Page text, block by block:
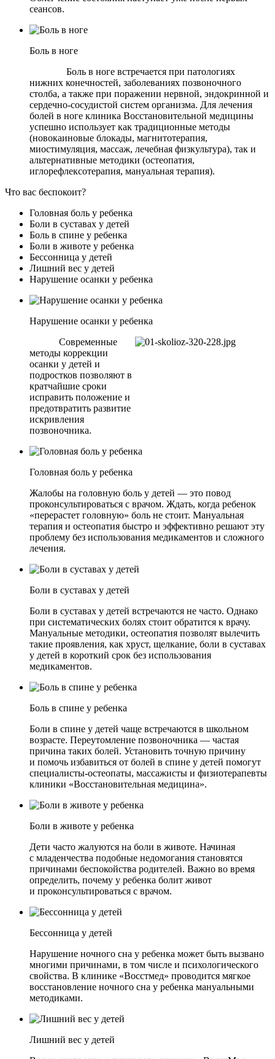
сеансов.
Боль в ноге
Боль в ноге встречается при патологиях
нижних конечностей, заболеваниях позвоночного
столба, а также при поражении нервной, эндокринной и
сердечно-сосудистой систем организма. Для лечения
болей в ноге клиника Восстановительной медицины
успешно использует как традиционные методы
(новокаиновые блокады, магнитотерапия,
миостимуляция, массаж, лечебная физкультура), так и
альтернативные методики (остеопатия,
иглорефлексотерапия, мануальная терапия).
Что вас беспокоит?
Головная боль у ребенка
Боли в суставах у детей
Боль в спине у ребенка
Боли в животе у ребенка
Бессонница у детей
Лишний вес у детей
Нарушение осанки у ребенка
Нарушение осанки у ребенка
Современные
методы коррекции
осанки у детей и
подростков позволяют в
кратчайшие сроки
исправить положение и
предотвратить развитие
искривления
позвоночника.
Головная боль у ребенка
Жалобы на головную боль у детей — это повод
проконсультироваться с врачом. Ждать, когда ребенок
«перерастет головную» боль не стоит. Мануальная
терапия и остеопатия быстро и эффективно решают эту
проблему без использования медикаментов и сложного
лечения.
Боли в суставах у детей
Боли в суставах у детей встречаются не часто. Однако
при систематических болях стоит обратится к врачу.
Мануальные методики, остеопатия позволят вылечить
такие проявления, как хруст, щелкание, боли в суставах
у детей в короткий срок без использования
медикаментов.
Боль в спине у ребенка
Боли в спине у детей чаще встречаются в школьном
возрасте. Переутомление позвоночника — частая
причина таких болей. Установить точную причину
и помочь избавиться от болей в спине у детей помогут
специалисты-остеопаты, массажисты и физиотерапевты
клиники «Восстановительная медицина».
Боли в животе у ребенка
Дети часто жалуются на боли в животе. Начиная
с младенчества подобные недомогания становятся
причинами беспокойства родителей. Важно во время
определить, почему у ребенка болит живот
и проконсультироваться с врачом.
Бессонница у детей
Нарушение ночного сна у ребенка может быть вызвано
многими причинами, в том числе и психологического
свойства. В клинике «Восстмед» проводится мягкое
восстановление ночного сна у ребенка мануальными
методиками.
Лишний вес у детей